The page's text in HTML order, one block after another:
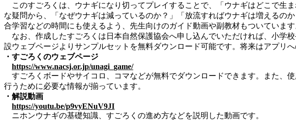
このすごろくは、ウナギになり切ってプレイすることで、「ウナギはどこで生
な疑問から、「なぜウナギは減っているのか？」「放流すればウナギは増えるの
合学習などの時間にも使えるよう、先生向けのガイド動画や副教材もついています
なお、作成したすごろくは日本自然保護協会へ申し込んでいただければ、小学
設ウェブページよりサンプルセットを無料ダウンロード可能です。将来はアプリへ
・すごろくのウェブページ
https://www.nacsj.or.jp/unagi_game/
すごろくボードやサイコロ、コマなどが無料でダウンロードできます。また、
行うために必要な情報が揃っています。
・解説動画
https://youtu.be/p9vyENuV9JI
ニホンウナギの基礎知識、すごろくの進め方などを説明した動画です。